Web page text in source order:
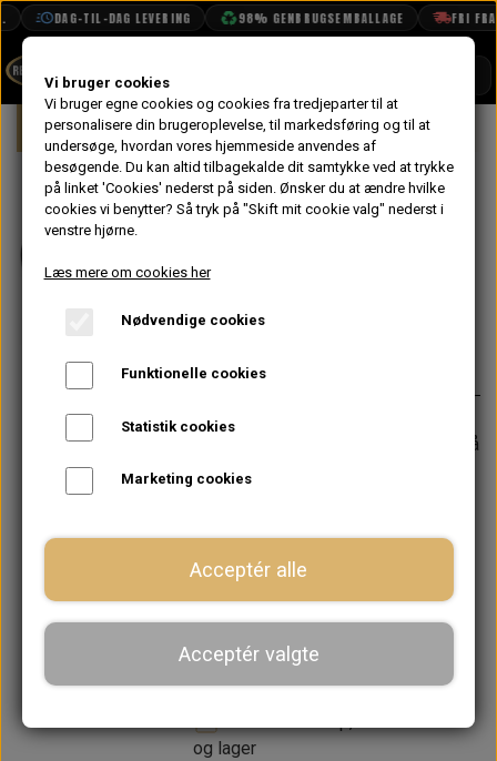
DAG-TIL-DAG LEVERING 98% GENBRUGSEMBALLAGE FRI
BOOK TID
PROJEKTER
TEKNISK DATA
VANDPOLERING
Forside Mini Indsugning & Brændstofsystem
På lager
Pakning til
Gummi
24,80 kr.
Varenummer: ARA1502
Varen er på
lager. 1-2 dages leveringstid
− +
LÆG I KURV
og lager
Vi bruger cookies
Vi bruger egne cookies og cookies fra tredjeparter til at
personalisere din brugeroplevelse, til markedsføring og til at
undersøge, hvordan vores hjemmeside anvendes af
besøgende. Du kan altid tilbagekalde dit samtykke ved at trykke
på linket 'Cookies' nederst på siden. Ønsker du at ændre hvilke
cookies vi benytter? Så tryk på "Skift mit cookie valg" nederst i
venstre hjørne.
Læs mere om cookies her
Nødvendige cookies
Funktionelle cookies
Statistik cookies
Marketing cookies
Acceptér alle
Acceptér valgte